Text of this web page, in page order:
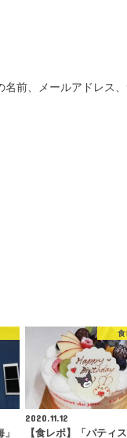
前、メールアドレス、
食
2020.11.12
【食レポ】「パティ